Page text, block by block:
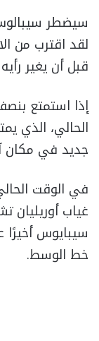
سيضطر سيبالوس
لقد اقترب من
قبل أن يغير
إذا استمتع
جديد في مكان
في الوقت
غياب أوريليان
سيبايوس
خط الوسط.